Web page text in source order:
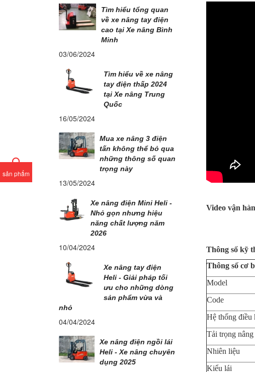
sản phẩm
Tìm hiểu tổng quan
về xe nâng tay điện
cao tại Xe nâng Bình
Minh
03/06/2024
Tìm hiểu về xe nâng
tay điện thấp 2024
tại Xe nâng Trung
Quốc
16/05/2024
Mua xe nâng 3 điện
tấn không thể bỏ qua
những thông số quan
trọng này
13/05/2024
Xe nâng điện Mini Heli -
Nhỏ gọn nhưng hiệu
năng chất lượng năm
2026
10/04/2024
Xe nâng tay điện
Heli - Giải pháp tối
ưu cho những dòng
sản phẩm vừa và
nhỏ
04/04/2024
Xe nâng điện ngồi lái
Heli - Xe nâng chuyên
dụng 2025
Video vận
Thông số kỹ
Thông số cơ
Model
Code
Hệ thống điều
Tải trọng
Nhiên liệu
Kiểu lái